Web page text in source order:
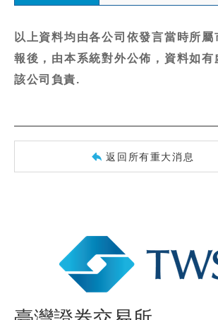
以上資料均由各公司依發言當時所屬
報後，由本系統對外公佈，資料如有
該公司負責.
返回所有重大消息